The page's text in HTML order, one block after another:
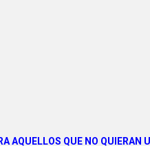
AQUELLOS QUE NO